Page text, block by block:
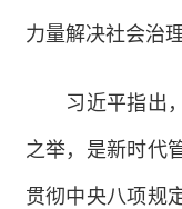
力量解决社会治
习近平指出，
之举，是新时代
贯彻中央八项规